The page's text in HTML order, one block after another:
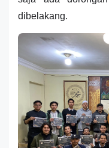
dibelakang.